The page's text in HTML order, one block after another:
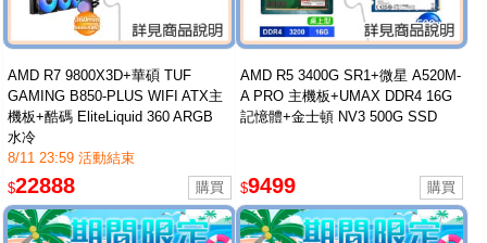
AMD R7 9800X3D+華碩 TUF
GAMING B850-PLUS WIFI ATX主
機板+酷碼 EliteLiquid 360 ARGB
水冷
8/11 23:59 活動結束
$22888
AMD R5 3400G SR1+微星 A520M-
A PRO 主機板+UMAX DDR4 16G
記憶體+金士頓 NV3 500G SSD
$9499